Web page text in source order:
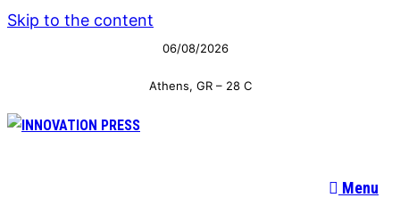
Skip to the content
06/08/2026
Athens, GR – 28 C
Menu